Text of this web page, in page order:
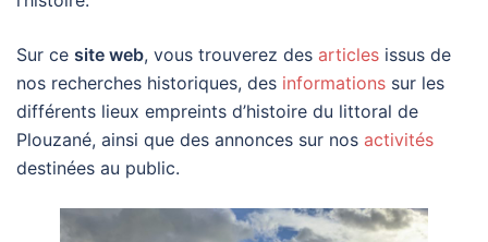
Sur ce site web, vous trouverez des articles issus de
nos recherches historiques, des informations sur les
différents lieux empreints d’histoire du littoral de
Plouzané, ainsi que des annonces sur nos activités
destinées au public.